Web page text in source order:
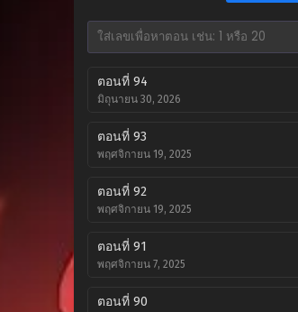
ตอนที่ 94
มิถุนายน 30, 2026
ตอนที่ 93
พฤศจิกายน 19, 2025
ตอนที่ 92
พฤศจิกายน 19, 2025
ตอนที่ 91
พฤศจิกายน 7, 2025
ตอนที่ 90